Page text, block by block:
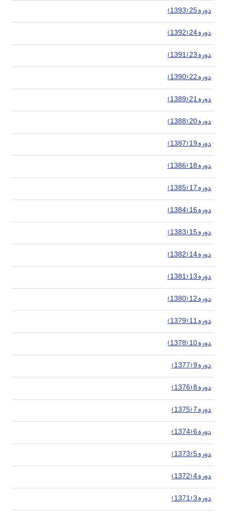
دوره 25 (1393)
دوره 24 (1392)
دوره 23 (1391)
دوره 22 (1390)
دوره 21 (1389)
دوره 20 (1388)
دوره 19 (1387)
دوره 18 (1386)
دوره 17 (1385)
دوره 16 (1384)
دوره 15 (1383)
دوره 14 (1382)
دوره 13 (1381)
دوره 12 (1380)
دوره 11 (1379)
دوره 10 (1378)
دوره 9 (1377)
دوره 8 (1376)
دوره 7 (1375)
دوره 6 (1374)
دوره 5 (1373)
دوره 4 (1372)
دوره 3 (1371)